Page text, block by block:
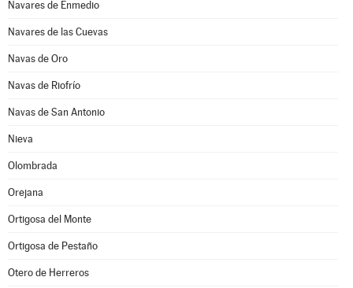
Navares de Enmedio
Navares de las Cuevas
Navas de Oro
Navas de Riofrío
Navas de San Antonio
Nieva
Olombrada
Orejana
Ortigosa del Monte
Ortigosa de Pestaño
Otero de Herreros